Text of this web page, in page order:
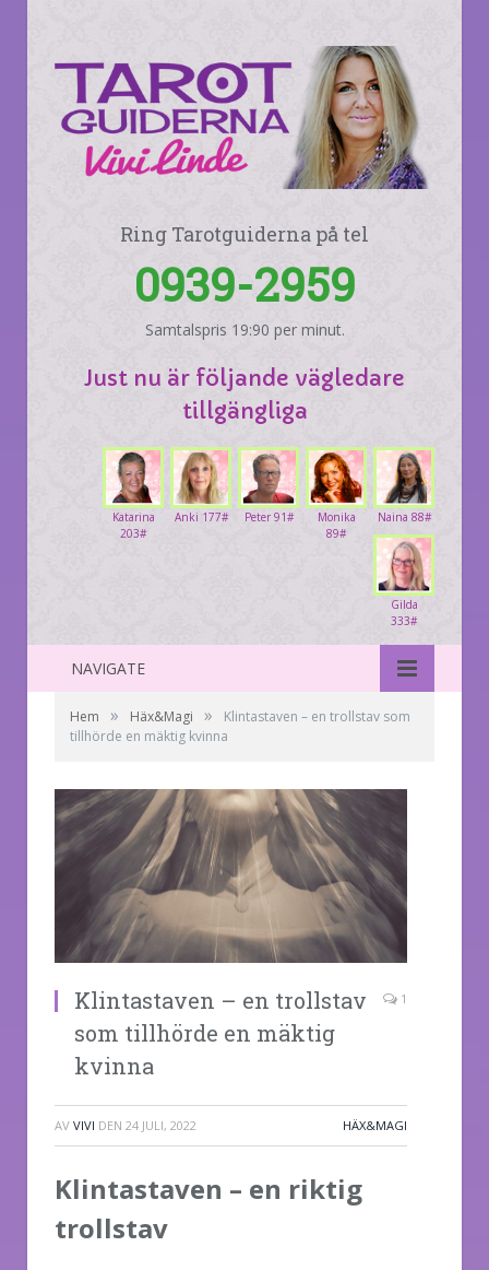
Ring Tarotguiderna på tel
0939-2959
Samtalspris 19:90 per minut.
Just nu är följande vägledare
tillgängliga
Naina 88#
Monika
89#
Peter 91#
Anki 177#
Katarina
203#
Gilda
333#
NAVIGATE
Hem » Häx&Magi »
Klintastaven – en trollstav som
tillhörde en mäktig kvinna
Klintastaven – en trollstav
som tillhörde en mäktig
kvinna
1
AV VIVI DEN 24 JULI, 2022 HÄX&MAGI
Klintastaven – en riktig
trollstav